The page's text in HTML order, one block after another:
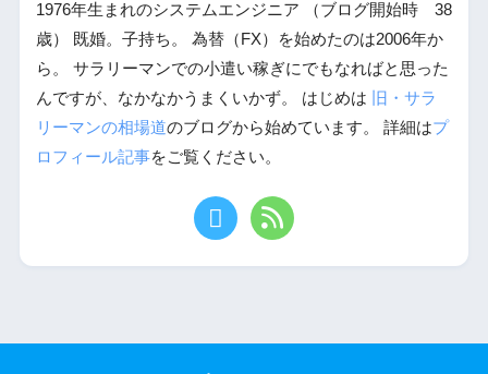
1976年生まれのシステムエンジニア （ブログ開始時 38
歳） 既婚。子持ち。 為替（FX）を始めたのは2006年か
ら。 サラリーマンでの小遣い稼ぎにでもなればと思った
んですが、なかなかうまくいかず。 はじめは
旧・サラ
リーマンの相場道のブログから始めています。 詳細はプ
ロフィール記事をご覧ください。